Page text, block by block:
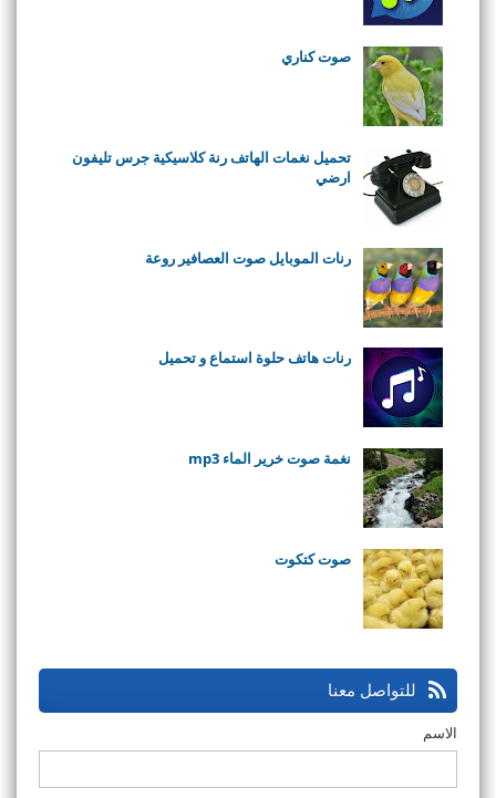
صوت كناري
تحميل نغمات الهاتف رنة كلاسيكية جرس تليفون
ارضي
رنات الموبايل صوت العصافير روعة
رنات هاتف حلوة استماع و تحميل
نغمة صوت خرير الماء mp3
صوت كتكوت
للتواصل معنا
الاسم